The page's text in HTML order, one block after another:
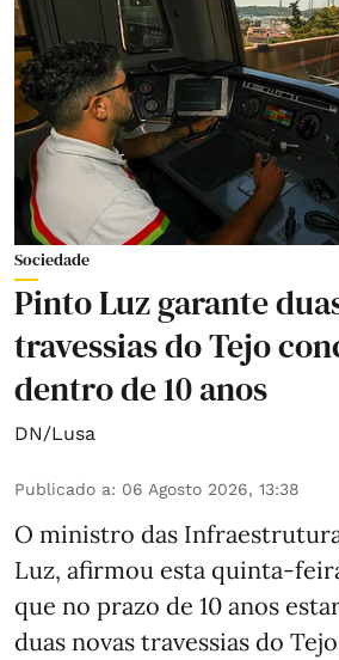
Sociedade
Pinto Luz garante
travessias do Tejo
dentro de 10 anos
DN/Lusa
Publicado a: 06 Agosto 2026, 13:38
O ministro das
Luz, afirmou esta quinta-
que no prazo de 10 anos
duas novas travessias do